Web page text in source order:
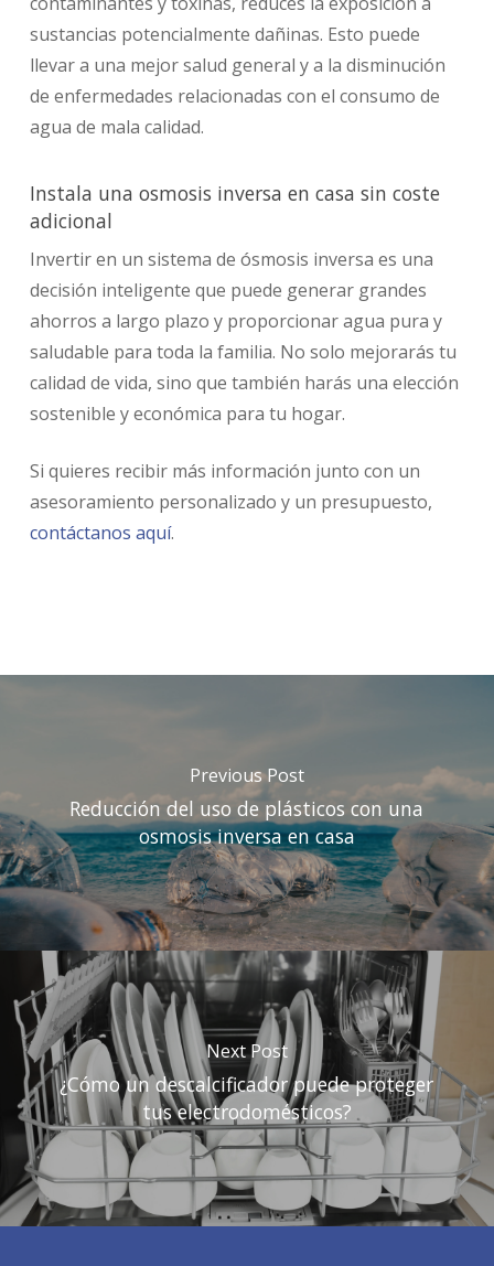
sustancias potencialmente dañinas. Esto puede
llevar a una mejor salud general y a la disminución
de enfermedades relacionadas con el consumo de
agua de mala calidad.
Instala una osmosis inversa en casa sin coste
adicional
Invertir en un sistema de ósmosis inversa es una
decisión inteligente que puede generar grandes
ahorros a largo plazo y proporcionar agua pura y
saludable para toda la familia. No solo mejorarás tu
calidad de vida, sino que también harás una elección
sostenible y económica para tu hogar.
Si quieres recibir más información junto con un
asesoramiento personalizado y un presupuesto,
contáctanos aquí.
Previous Post
Reducción del uso de plásticos con una
osmosis inversa en casa
Next Post
¿Cómo un descalcificador puede proteger
tus electrodomésticos?